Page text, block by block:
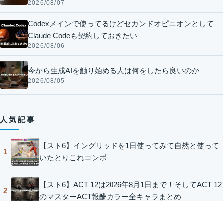
2026/08/07
Codexメインで使ってるけどセカンドオピニオンとして
Claude Codeも契約しておきたい
2026/08/06
今から生成AIを触り始める人は何をしたら良いのか
2026/08/05
人気記事
1
【スト6】イングリッドを1日使ってみて自然と使って
いたとりこれコンボ
2
【スト6】ACT 12は2026年8月1日まで！そしてACT 12
のマスターACT報酬カラー全キャラまとめ